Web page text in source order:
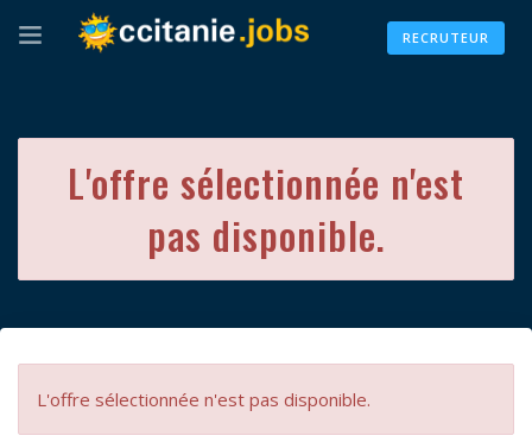
RECRUTEUR
L'offre sélectionnée n'est
pas disponible.
L'offre sélectionnée n'est pas disponible.